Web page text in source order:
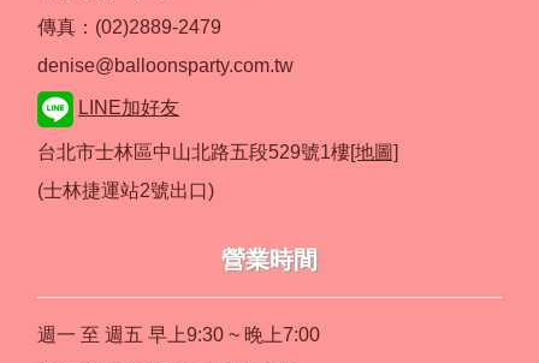
傳真：(02)2889-2479
denise@balloonsparty.com.tw
LINE加好友
台北市士林區中山北路五段529號1樓[地圖]
(士林捷運站2號出口)
營業時間
週一 至 週五 早上9:30 ~ 晚上7:00